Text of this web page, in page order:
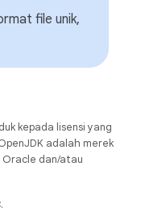
file unik,
kepada lisensi yang
adalah merek
dan/atau